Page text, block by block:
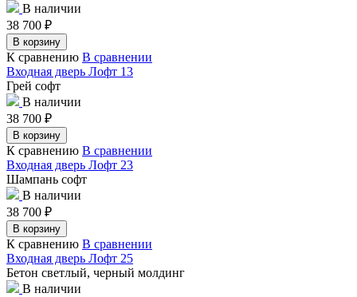
В наличии
38 700 ₽
В корзину
К сравнению В сравнении
Входная дверь Лофт 13
Грей софт
В наличии
38 700 ₽
В корзину
К сравнению В сравнении
Входная дверь Лофт 23
Шампань софт
В наличии
38 700 ₽
В корзину
К сравнению В сравнении
Входная дверь Лофт 25
Бетон светлый, черный молдинг
В наличии